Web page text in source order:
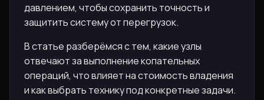
давлением, чтобы сохранить точность и
защитить систему от перегрузок.
В статье разберёмся с тем, какие узлы
отвечают за выполнение копательных
операций, что влияет на стоимость владения
и как выбрать технику под конкретные задачи.